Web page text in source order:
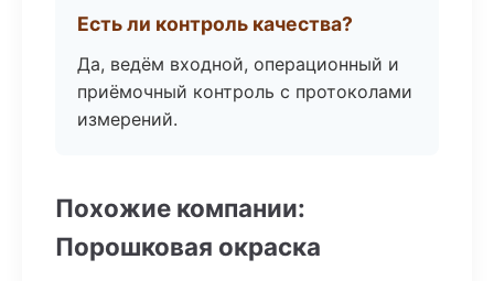
Есть ли контроль качества?
Да, ведём входной, операционный и
приёмочный контроль с протоколами
измерений.
Похожие компании:
Порошковая окраска